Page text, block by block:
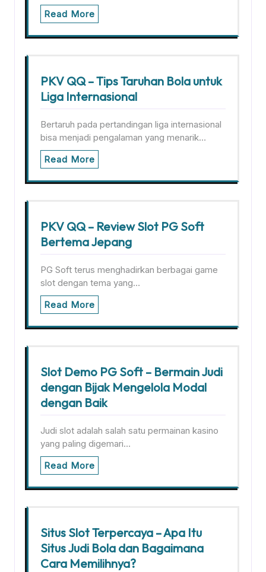
Read More
PKV QQ – Tips Taruhan Bola untuk
Liga Internasional
Bertaruh pada pertandingan liga internasional
bisa menjadi pengalaman yang menarik…
Read More
PKV QQ – Review Slot PG Soft
Bertema Jepang
PG Soft terus menghadirkan berbagai game
slot dengan tema yang…
Read More
Slot Demo PG Soft – Bermain Judi
dengan Bijak Mengelola Modal
dengan Baik
Judi slot adalah salah satu permainan kasino
yang paling digemari…
Read More
Situs Slot Terpercaya – Apa Itu
Situs Judi Bola dan Bagaimana
Cara Memilihnya?